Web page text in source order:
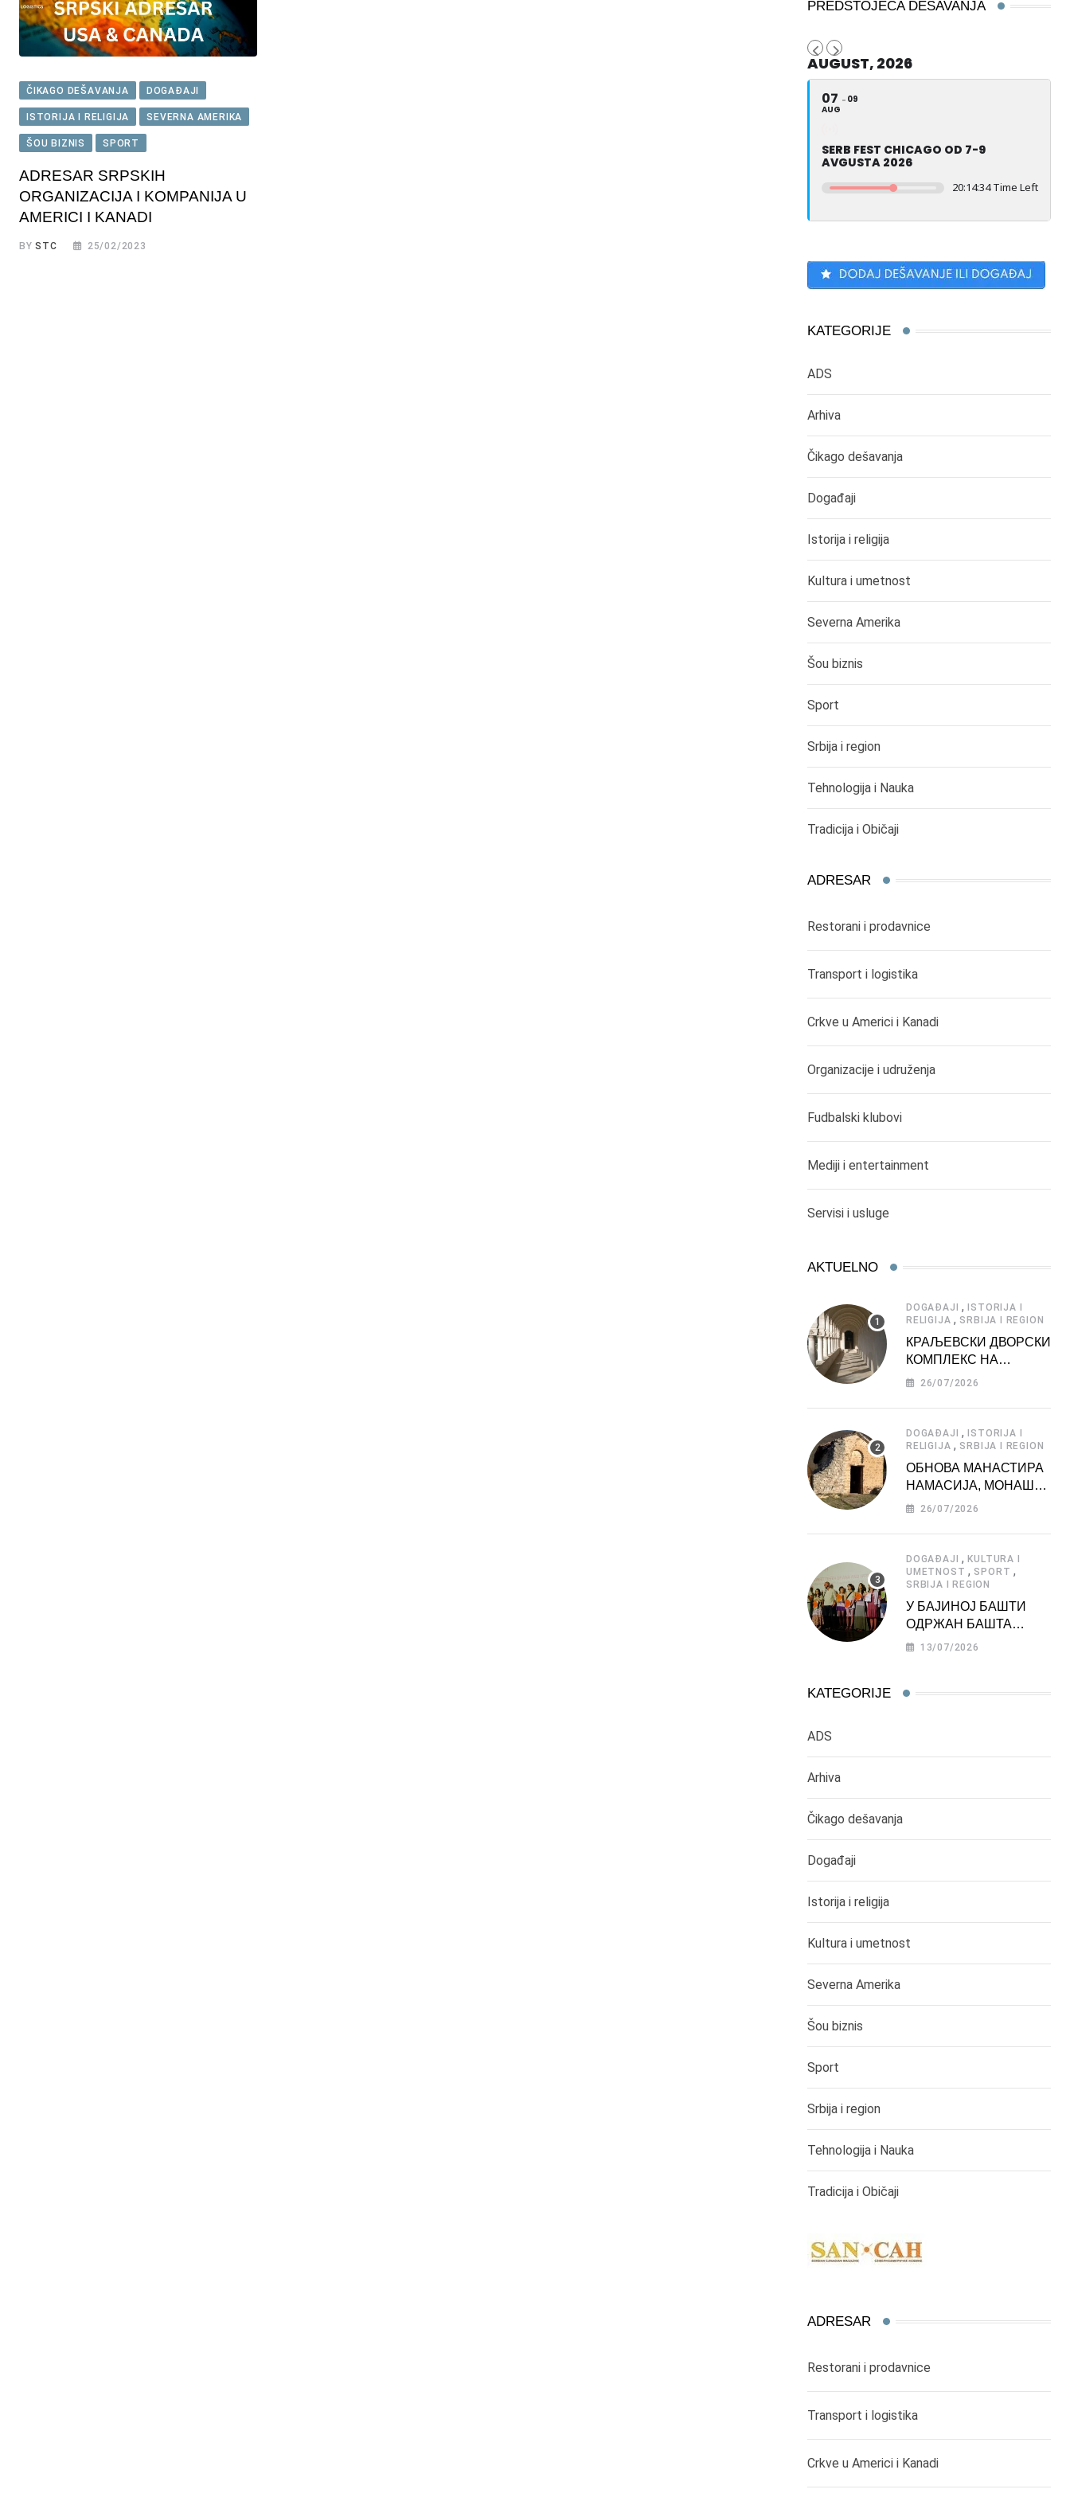
ČIKAGO DEŠAVANJA DOGAĐAJI
ISTORIJA I RELIGIJA SEVERNA AMERIKA
ŠOU BIZNIS SPORT
ADRESAR SRPSKIH
ORGANIZACIJA I KOMPANIJA U
AMERICI I KANADI
BYSTC 25/02/2023
PREDSTOJEĆA DEŠAVANJA
AUGUST, 2026
07
AUG
09
SERB FEST CHICAGO OD 7-9
AVGUSTA 2026
20:14:33 Time Left
KATEGORIJE
ADS
Arhiva
Čikago dešavanja
Događaji
Istorija i religija
Kultura i umetnost
Severna Amerika
Šou biznis
Sport
Srbija i region
Tehnologija i Nauka
Tradicija i Običaji
ADRESAR
Restorani i prodavnice
Transport i logistika
Crkve u Americi i Kanadi
Organizacije i udruženja
Fudbalski klubovi
Mediji i entertainment
Servisi i usluge
AKTUELNO
DOGAĐAJI , ISTORIJA I
RELIGIJA , SRBIJA I REGION
КРАЉЕВСКИ ДВОРСКИ
КОМПЛЕКС НА
ДЕДИЊУ –
АТРАКЦИЈА
26/07/2026
DOGAĐAJI , ISTORIJA I
RELIGIJA , SRBIJA I REGION
ОБНОВА МАНАСТИРА
НАМАСИЈА, МОНАШКЕ
ЗАДУЖБИНЕ
26/07/2026
DOGAĐAJI ,KULTURA I
UMETNOST , SPORT ,
SRBIJA I REGION
У БАЈИНОЈ БАШТИ
ОДРЖАН БАШТА
ФЕСТ 2026
13/07/2026
KATEGORIJE
ADS
Arhiva
Čikago dešavanja
Događaji
Istorija i religija
Kultura i umetnost
Severna Amerika
Šou biznis
Sport
Srbija i region
Tehnologija i Nauka
Tradicija i Običaji
ADRESAR
Restorani i prodavnice
Transport i logistika
Crkve u Americi i Kanadi